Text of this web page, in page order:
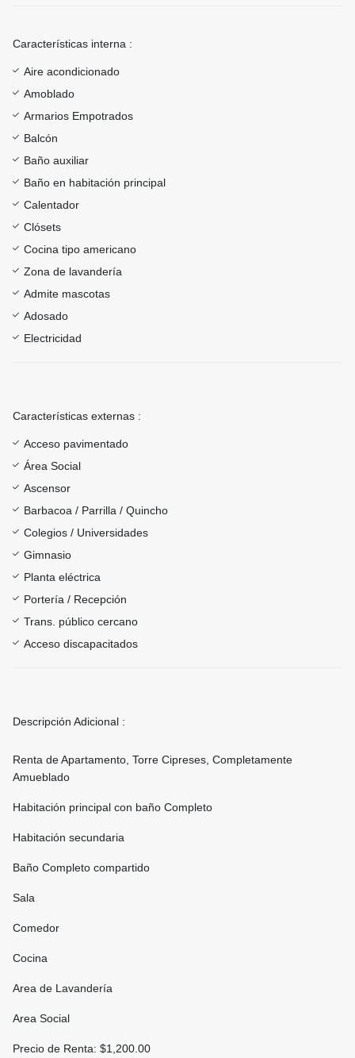
Características interna :
Aire acondicionado
Amoblado
Armarios Empotrados
Balcón
Baño auxiliar
Baño en habitación principal
Calentador
Clósets
Cocina tipo americano
Zona de lavandería
Admite mascotas
Adosado
Electricidad
Características externas :
Acceso pavimentado
Área Social
Ascensor
Barbacoa / Parrilla / Quincho
Colegios / Universidades
Gimnasio
Planta eléctrica
Portería / Recepción
Trans. público cercano
Acceso discapacitados
Descripción Adicional :
Renta de Apartamento, Torre Cipreses, Completamente
Amueblado
Habitación principal con baño Completo
Habitación secundaria
Baño Completo compartido
Sala
Comedor
Cocina
Area de Lavandería
Area Social
Precio de Renta: $1,200.00